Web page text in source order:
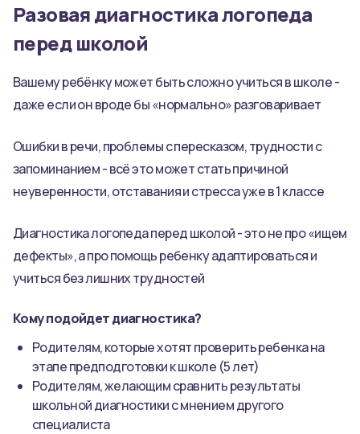
Разовая диагностика логопеда
перед школой
Вашему ребёнку может быть сложно учиться в школе -
даже если он вроде бы «нормально» разговаривает
Ошибки в речи, проблемы с пересказом, трудности с
запоминанием - всё это может стать причиной
неуверенности, отставания и стресса уже в 1 классе
Диагностика логопеда перед школой - это не про «ищем
дефекты», а про помощь ребенку адаптироваться и
учиться без лишних трудностей
Кому подойдет диагностика?
Родителям, которые хотят проверить ребенка на
этапе предподготовки к школе (5 лет)
Родителям, желающим сравнить результаты
школьной диагностики с мнением другого
специалиста